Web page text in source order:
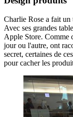
Charlie Rose a fait un
Avec ses grandes
Apple Store. Comme
jour ou l'autre, ont
secret, certaines de
pour cacher les